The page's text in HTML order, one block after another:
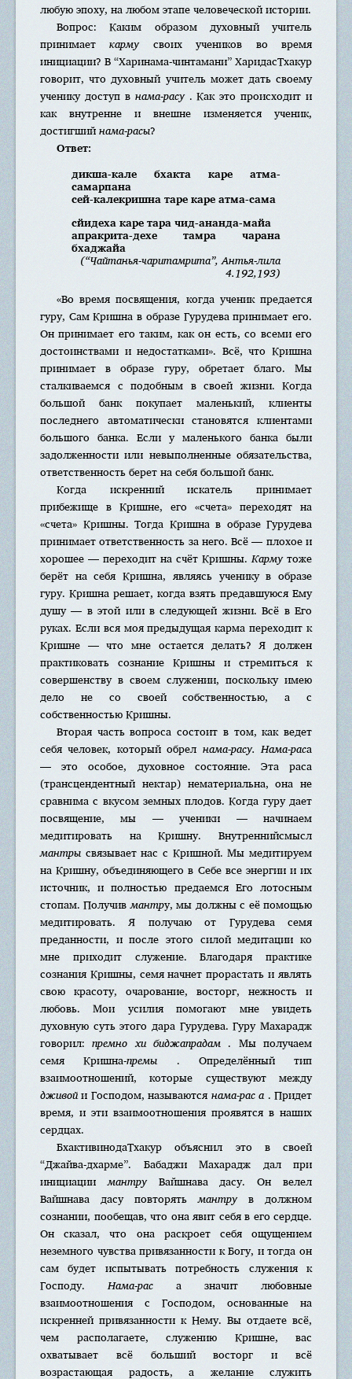
любую эпоху, на любом этапе человеческой истории.
Вопрос: Каким образом духовный учитель
принимаеткармусвоих учеников во время
инициации? В “Харинама-чинтамани” ХаридасТхакур
говорит, что духовный учитель может дать своему
ученику доступ в нама-расу. Как это происходит и
как внутренне и внешне изменяется ученик,
достигшийнама-расы?
Ответ:
дикша-кале бхакта каре атма-
самарпана
сей-калекришна таре каре атма-сама
сйидеха каре тара чид-ананда-майа
апракрита-дехе тамра чарана
бхаджайа
(“Чайтанья-чаритамрита”, Антья-лила
4.192,193)
«Во время посвящения, когда ученик предается
гуру, Сам Кришна в образе Гурудева принимает его.
Он принимает его таким, как он есть, со всеми его
достоинствами и недостатками». Всё, что Кришна
принимает в образе гуру, обретает благо. Мы
сталкиваемся с подобным в своей жизни. Когда
большой банк покупает маленький, клиенты
последнего автоматически становятся клиентами
большого банка. Если у маленького банка были
задолженности или невыполненные обязательства,
ответственность берет на себя большой банк.
Когда искренний искатель принимает
прибежище в Кришне, его «счета» переходят на
«счета» Кришны. Тогда Кришна в образе Гурудева
принимает ответственность за него. Всё — плохое и
хорошее — переходит на счёт Кришны.Кармутоже
берёт на себя Кришна, являясь ученику в образе
гуру. Кришна решает, когда взять предавшуюся Ему
душу — в этой или в следующей жизни. Всё в Его
руках. Если вся моя предыдущая карма переходит к
Кришне — что мне остается делать? Я должен
практиковать сознание Кришны и стремиться к
совершенству в своем служении, поскольку имею
дело не со своей собственностью, а с
собственностью Кришны.
Вторая часть вопроса состоит в том, как ведет
себя человек, который обрел нама-расу. Нама-раса
— это особое, духовное состояние. Эта раса
(трансцендентный нектар) нематериальна, она не
сравнима с вкусом земных плодов. Когда гуру дает
посвящение, мы — ученики — начинаем
медитировать на Кришну. Внутреннийсмысл
мантрысвязывает нас с Кришной. Мы медитируем
на Кришну, объединяющего в Себе все энергии и их
источник, и полностью предаемся Его лотосным
стопам. Получивмантру, мы должны с её помощью
медитировать. Я получаю от Гурудева семя
преданности, и после этого силой медитации ко
мне приходит служение. Благодаря практике
сознания Кришны, семя начнет прорастать и являть
свою красоту, очарование, восторг, нежность и
любовь. Мои усилия помогают мне увидеть
духовную суть этого дара Гурудева. Гуру Махарадж
говорил:премно хи биджапрадам . Мы получаем
семя Кришна-премы. Определённый тип
взаимоотношений, которые существуют между
дживойи Господом, называются нама-рас а. Придет
время, и эти взаимоотношения проявятся в наших
сердцах.
БхактивинодаТхакур объяснил это в своей
“Джайва-дхарме”. Бабаджи Махарадж дал при
инициациимантруВайшнава дасу. Он велел
Вайшнава дасу повторятьмантрув должном
сознании, пообещав, что она явит себя в его сердце.
Он сказал, что она раскроет себя ощущением
неземного чувства привязанности к Богу, и тогда он
сам будет испытывать потребность служения к
Господу.Нама-рас а значит любовные
взаимоотношения с Господом, основанные на
искренней привязанности к Нему. Вы отдаете всё,
чем располагаете, служению Кришне, вас
охватывает всё больший восторг и всё
возрастающая радость, а желание служить